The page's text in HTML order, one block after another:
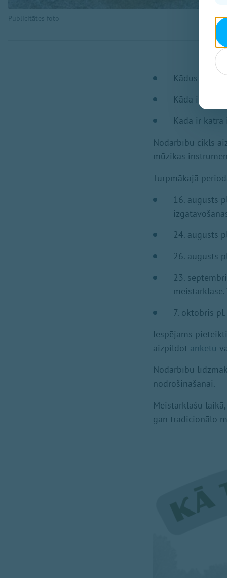
Publicitātes foto
Kādus
Kāda ir
Kāda ir
Nodarbību cikls
mūzikas
Turpmākajā
16.⁠⁠ augusts
24.⁠⁠ augusts
26.⁠⁠ augusts
23.⁠⁠
7.⁠⁠ oktobris
Iespējams
aizpildot anketu
Nodarbību
nodrošināšanai.
Meistarklašu
gan tradicionālo